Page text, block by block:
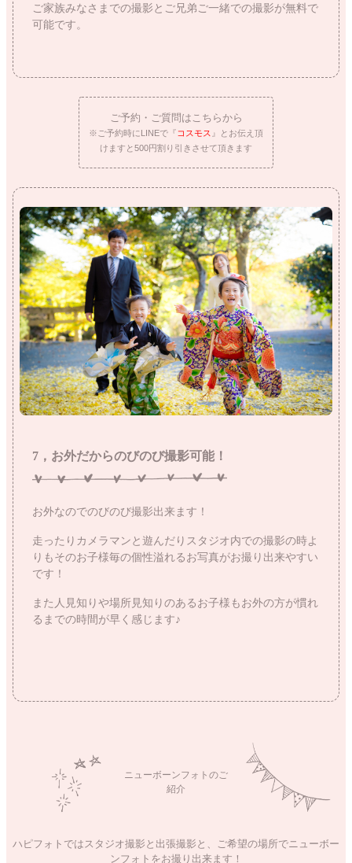
ご家族みなさまでの撮影とご兄弟ご一緒での撮影が無料で
可能です。
ご予約・ご質問はこちらから
※ご予約時にLINEで『 コスモス 』とお伝え頂
けますと500円割り引きさせて頂きます
7，お外だからのびのび撮影可能！
お外なのでのびのび撮影出来ます！
走ったりカメラマンと遊んだりスタジオ内での撮影の時よ
りもそのお子様毎の個性溢れるお写真がお撮り出来やすい
です！
また人見知りや場所見知りのあるお子様もお外の方が慣れ
るまでの時間が早く感じます♪
ニューボーンフォトのご
紹介
ハピフォトではスタジオ撮影と出張撮影と、ご希望の場所でニューボー
ンフォトをお撮り出来ます！